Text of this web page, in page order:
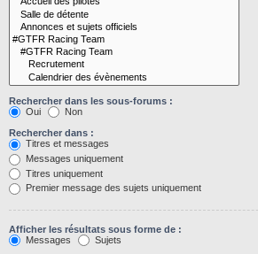
Rechercher dans les sous-forums :
Oui
Non
Rechercher dans :
Titres et messages
Messages uniquement
Titres uniquement
Premier message des sujets uniquement
Afficher les résultats sous forme de :
Messages
Sujets